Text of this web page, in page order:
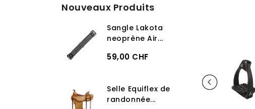
Nouveaux Produits
Sangle Lakota
neoprène Air...
59,00 CHF
Selle Equiflex de
randonnée...